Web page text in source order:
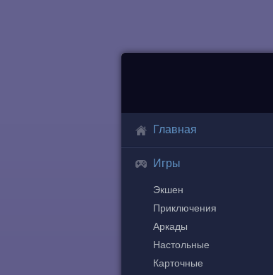
Главная
Игры
Экшен
Приключения
Аркады
Настольные
Карточные